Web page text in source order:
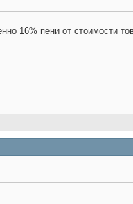
16% пени от стоимости